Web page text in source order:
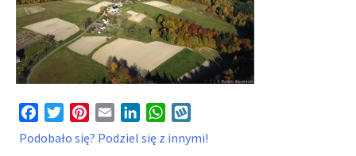
FacebookTwitterPinterest
Email LinkedInWhatsApp
Podobało się? Podziel się z innymi!